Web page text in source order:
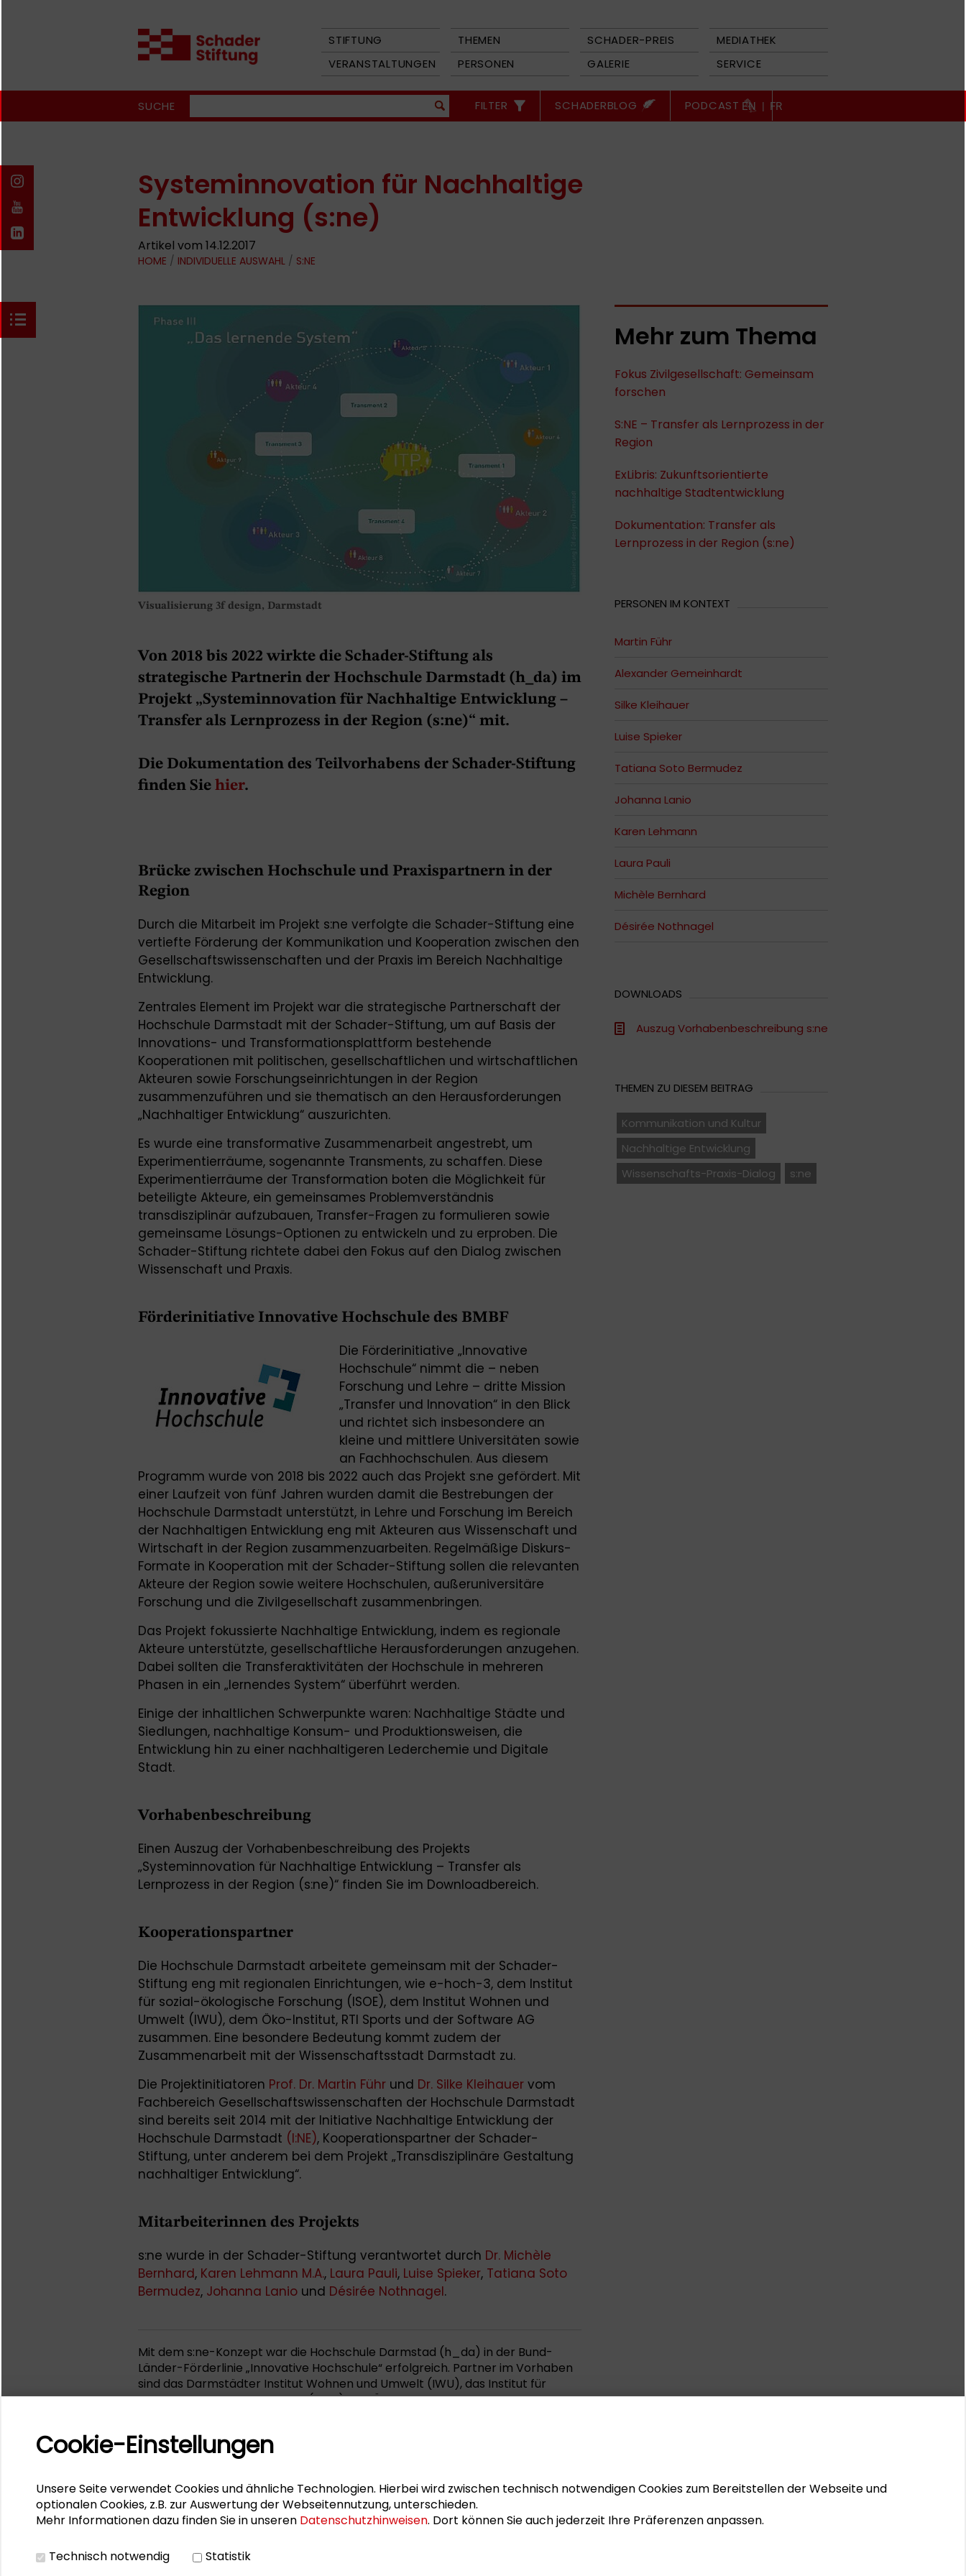
STIFTUNG THEMEN SCHADER-PREIS
MEDIATHEK
VERANSTALTUNGEN
PERSONEN GALERIE SERVICE
SUCHE FILTER SCHADERBLOG PODCAST EN | FR
Systeminnovation für Nachhaltige
Entwicklung (s:ne)
Artikel vom 14.12.2017
HOME / INDIVIDUELLE AUSWAHL / S:NE
Visualisierung 3f design, Darmstadt
Von 2018 bis 2022 wirkte die Schader-Stiftung als
strategische Partnerin der Hochschule Darmstadt (h_da) im
Projekt „Systeminnovation für Nachhaltige Entwicklung –
Transfer als Lernprozess in der Region (s:ne)“ mit.
Die Dokumentation des Teilvorhabens der Schader-Stiftung
finden Sie hier.
Brücke zwischen Hochschule und Praxispartnern in der
Region
Durch die Mitarbeit im Projekt s:ne verfolgte die Schader-Stiftung eine
vertiefte Förderung der Kommunikation und Kooperation zwischen den
Gesellschaftswissenschaften und der Praxis im Bereich Nachhaltige
Entwicklung.
Zentrales Element im Projekt war die strategische Partnerschaft der
Hochschule Darmstadt mit der Schader-Stiftung, um auf Basis der
Innovations- und Transformationsplattform bestehende
Kooperationen mit politischen, gesellschaftlichen und wirtschaftlichen
Akteuren sowie Forschungseinrichtungen in der Region
zusammenzuführen und sie thematisch an den Herausforderungen
„Nachhaltiger Entwicklung“ auszurichten.
Es wurde eine transformative Zusammenarbeit angestrebt, um
Experimentierräume, sogenannte Transments, zu schaffen. Diese
Experimentierräume der Transformation boten die Möglichkeit für
beteiligte Akteure, ein gemeinsames Problemverständnis
transdisziplinär aufzubauen, Transfer-Fragen zu formulieren sowie
gemeinsame Lösungs-Optionen zu entwickeln und zu erproben. Die
Schader-Stiftung richtete dabei den Fokus auf den Dialog zwischen
Wissenschaft und Praxis.
Förderinitiative Innovative Hochschule des BMBF
Die Förderinitiative „Innovative
Hochschule“ nimmt die – neben
Forschung und Lehre – dritte Mission
„Transfer und Innovation“ in den Blick
und richtet sich insbesondere an
kleine und mittlere Universitäten sowie
an Fachhochschulen. Aus diesem
Programm wurde von 2018 bis 2022 auch das Projekt s:ne gefördert. Mit
einer Laufzeit von fünf Jahren wurden damit die Bestrebungen der
Hochschule Darmstadt unterstützt, in Lehre und Forschung im Bereich
der Nachhaltigen Entwicklung eng mit Akteuren aus Wissenschaft und
Wirtschaft in der Region zusammenzuarbeiten. Regelmäßige Diskurs-
Formate in Kooperation mit der Schader-Stiftung sollen die relevanten
Akteure der Region sowie weitere Hochschulen, außeruniversitäre
Forschung und die Zivilgesellschaft zusammenbringen.
Das Projekt fokussierte Nachhaltige Entwicklung, indem es regionale
Akteure unterstützte, gesellschaftliche Herausforderungen anzugehen.
Dabei sollten die Transferaktivitäten der Hochschule in mehreren
Phasen in ein „lernendes System“ überführt werden.
Einige der inhaltlichen Schwerpunkte waren: Nachhaltige Städte und
Siedlungen, nachhaltige Konsum- und Produktionsweisen, die
Entwicklung hin zu einer nachhaltigeren Lederchemie und Digitale
Stadt.
Vorhabenbeschreibung
Einen Auszug der Vorhabenbeschreibung des Projekts
„Systeminnovation für Nachhaltige Entwicklung – Transfer als
Lernprozess in der Region (s:ne)“ finden Sie im Downloadbereich.
Kooperationspartner
Die Hochschule Darmstadt arbeitete gemeinsam mit der Schader-
Stiftung eng mit regionalen Einrichtungen, wie e-hoch-3, dem Institut
für sozial-ökologische Forschung (ISOE), dem Institut Wohnen und
Umwelt (IWU), dem Öko-Institut, RTI Sports und der Software AG
zusammen. Eine besondere Bedeutung kommt zudem der
Zusammenarbeit mit der Wissenschaftsstadt Darmstadt zu.
Die Projektinitiatoren Prof. Dr. Martin Führ und Dr. Silke Kleihauer vom
Fachbereich Gesellschaftswissenschaften der Hochschule Darmstadt
sind bereits seit 2014 mit der Initiative Nachhaltige Entwicklung der
Hochschule Darmstadt (I:NE), Kooperationspartner der Schader-
Stiftung, unter anderem bei dem Projekt „Transdisziplinäre Gestaltung
nachhaltiger Entwicklung“.
Mitarbeiterinnen des Projekts
s:ne wurde in der Schader-Stiftung verantwortet durch Dr. Michèle
Bernhard, Karen Lehmann M.A., Laura Pauli, Luise Spieker, Tatiana Soto
Bermudez, Johanna Lanio und Désirée Nothnagel.
Mit dem s:ne-Konzept war die Hochschule Darmstad (h_da) in der Bund-
Länder-Förderlinie „Innovative Hochschule“ erfolgreich. Partner im Vorhaben
sind das Darmstädter Institut Wohnen und Umwelt (IWU), das Institut für
sozial-ökologische Forschung (ISOE), das Öko-Institut, die Schader-Stiftung,
Mehr zum Thema
Fokus Zivilgesellschaft: Gemeinsam
forschen
S:NE – Transfer als Lernprozess in der
Region
ExLibris: Zukunftsorientierte
nachhaltige Stadtentwicklung
Dokumentation: Transfer als
Lernprozess in der Region (s:ne)
PERSONEN IM KONTEXT
Martin Führ
Alexander Gemeinhardt
Silke Kleihauer
Luise Spieker
Tatiana Soto Bermudez
Johanna Lanio
Karen Lehmann
Laura Pauli
Michèle Bernhard
Désirée Nothnagel
DOWNLOADS
Auszug Vorhabenbeschreibung s:ne
THEMEN ZU DIESEM BEITRAG
Kommunikation und Kultur
Nachhaltige Entwicklung
Wissenschafts-Praxis-Dialog
s:ne
Cookie-Einstellungen
Unsere Seite verwendet Cookies und ähnliche Technologien. Hierbei wird zwischen technisch notwendigen Cookies zum Bereitstellen der Webseite und
optionalen Cookies, z.B. zur Auswertung der Webseitennutzung, unterschieden.
Mehr Informationen dazu finden Sie in unseren Datenschutzhinweisen. Dort können Sie auch jederzeit Ihre Präferenzen anpassen.
Technisch notwendig Statistik